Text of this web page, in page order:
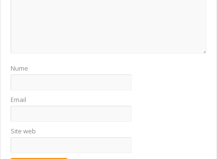
Nume
Email
Site web